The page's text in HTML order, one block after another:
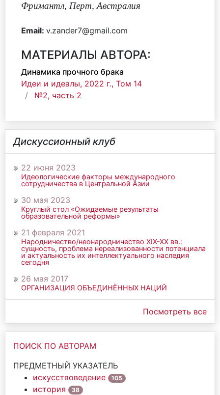
Фримантл, Перт, Австралия
Email: v.zander7@gmail.com
МАТЕРИАЛЫ АВТОРА:
Динамика прочного брака
Идеи и идеалы, 2022 г., Том 14
№2, часть 2
Дискуссионный клуб
22 июня 2023
Идеологические факторы международного
сотрудничества в Центральной Азии
30 мая 2023
Круглый стол «Ожидаемые результаты
образовательной реформы»
21 февраля 2021
Народничество/неонародничество ХIХ-ХХ вв.:
сущность, проблема нереализованности потенциала
и актуальность их интеллектуального наследия
сегодня
26 мая 2017
ОРГАНИЗАЦИЯ ОБЪЕДИНЁННЫХ НАЦИЙ
Посмотреть все
ПОИСК ПО АВТОРАМ
ПРЕДМЕТНЫЙ УКАЗАТЕЛЬ
искусствоведение
105
история 38